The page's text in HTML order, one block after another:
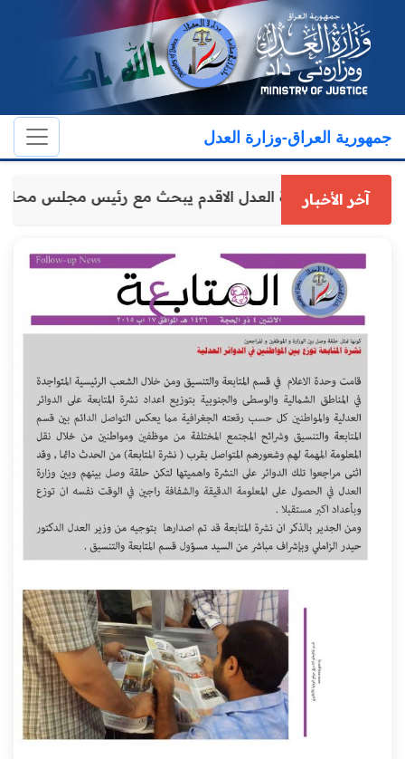
جمهورية العراق-وزارة العدل
آخر الأخباروكيل وزارة العدل الاقدم يبحث مع رئيس مجلس